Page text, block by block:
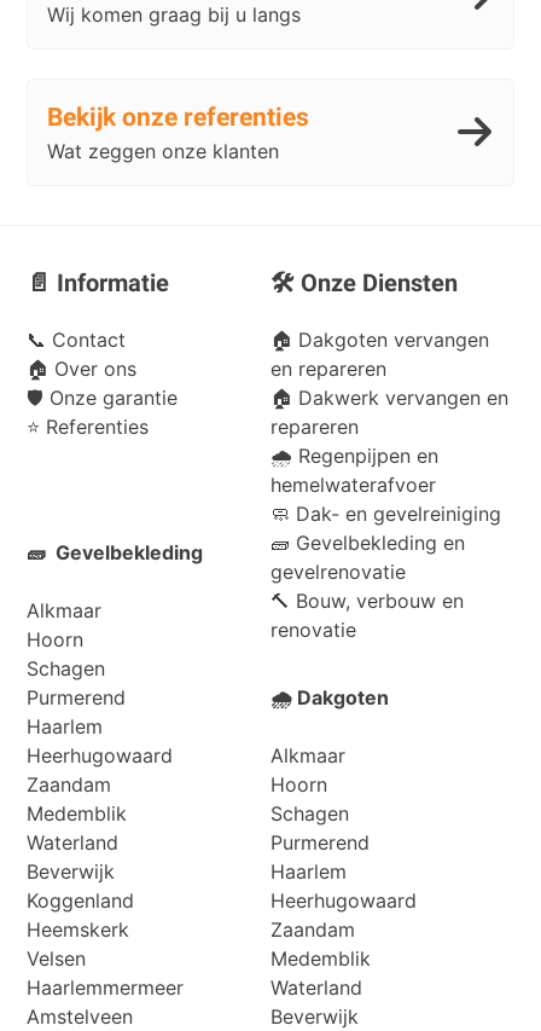
Wij komen graag bij u langs
Bekijk onze referenties
Wat zeggen onze klanten
📄 Informatie
📞 Contact
🏠 Over ons
🛡️ Onze garantie
⭐ Referenties
🧱 Gevelbekleding
Alkmaar
Hoorn
Schagen
Purmerend
Haarlem
Heerhugowaard
Zaandam
Medemblik
Waterland
Beverwijk
Koggenland
Heemskerk
Velsen
Haarlemmermeer
Amstelveen
🛠️ Onze Diensten
🏠 Dakgoten vervangen
en repareren
🏠 Dakwerk vervangen en
repareren
🌧️ Regenpijpen en
hemelwaterafvoer
🧼 Dak- en gevelreiniging
🧱 Gevelbekleding en
gevelrenovatie
🔨 Bouw, verbouw en
renovatie
🌧️ Dakgoten
Alkmaar
Hoorn
Schagen
Purmerend
Haarlem
Heerhugowaard
Zaandam
Medemblik
Waterland
Beverwijk